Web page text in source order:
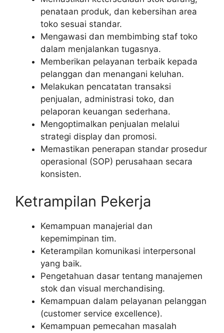
penataan produk, dan kebersihan area
toko sesuai standar.
Mengawasi dan membimbing staf toko
dalam menjalankan tugasnya.
Memberikan pelayanan terbaik kepada
pelanggan dan menangani keluhan.
Melakukan pencatatan transaksi
penjualan, administrasi toko, dan
pelaporan keuangan sederhana.
Mengoptimalkan penjualan melalui
strategi display dan promosi.
Memastikan penerapan standar prosedur
operasional (SOP) perusahaan secara
konsisten.
Ketrampilan Pekerja
Kemampuan manajerial dan
kepemimpinan tim.
Keterampilan komunikasi interpersonal
yang baik.
Pengetahuan dasar tentang manajemen
stok dan visual merchandising.
Kemampuan dalam pelayanan pelanggan
(customer service excellence).
Kemampuan pemecahan masalah